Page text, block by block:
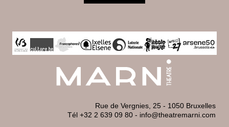
Rue de Vergnies, 25 - 1050 Bruxelles
Tél +32 2 639 09 80 - info@theatremarni.com